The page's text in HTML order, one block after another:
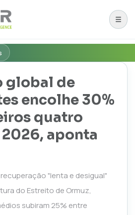
global de
encolhe 30%
quatro
2026, aponta
"lenta e desigual"
do Estreito de Ormuz,
subiram 25% entre